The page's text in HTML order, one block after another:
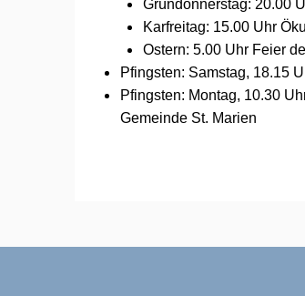
Gründonnerstag: 20.00
Karfreitag: 15.00 Uhr
Ostern: 5.00 Uhr Feier
Pfingsten: Samstag, 18.15
Pfingsten: Montag, 10.30
Gemeinde St. Marien